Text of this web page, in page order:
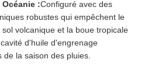
:Configuré avec des
robustes qui empêchent le
volcanique et la boue tropicale
d'huile d'engrenage
de la saison des pluies.